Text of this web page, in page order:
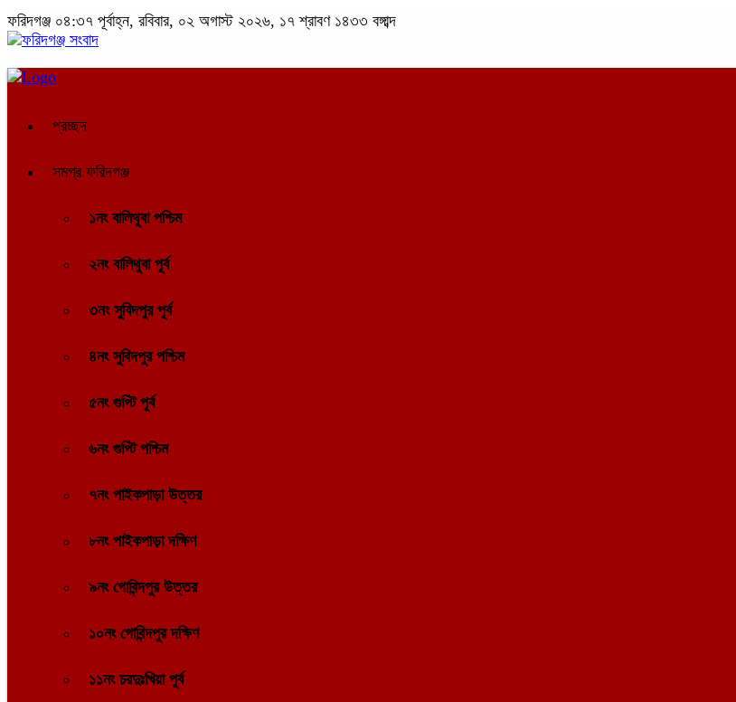
ফরিদগঞ্জ ০৪:৩৭ পূর্বাহ্ন, রবিবার, ০২ অগাস্ট ২০২৬, ১৭ শ্রাবণ ১৪৩৩ বঙ্গাব্দ
প্রচ্ছদ
সমগ্র ফরিদগঞ্জ
১নং বালিথুবা পশ্চিম
২নং বালিথুবা পূর্ব
৩নং সুবিদপুর পূর্ব
৪নং সুবিদপুর পশ্চিম
৫নং গুপ্টি পূর্ব
৬নং গুপ্টি পশ্চিম
৭নং পাইকপাড়া উত্তর
৮নং পাইকপাড়া দক্ষিণ
৯নং গোবিন্দপুর উত্তর
১০নং গোবিন্দপুর দক্ষিণ
১১নং চরদুঃখিয়া পূর্ব